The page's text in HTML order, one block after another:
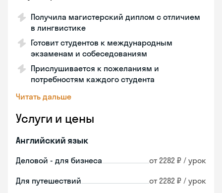
Получила магистерский диплом с отличием
в лингвистике
Готовит студентов к международным
экзаменам и собеседованиям
Прислушивается к пожеланиям и
потребностям каждого студента
Читать дальше
Услуги и цены
Английский язык
Деловой - для бизнеса от 2282 ₽ / урок
Для путешествий от 2282 ₽ / урок